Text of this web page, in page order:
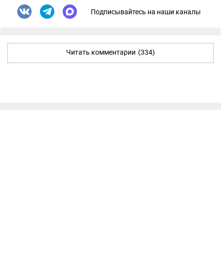
Подписывайтесь на наши каналы
Читать комментарии (334)